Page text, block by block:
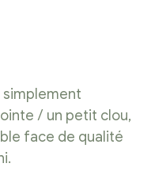
simplement
/ un petit clou,
face de qualité